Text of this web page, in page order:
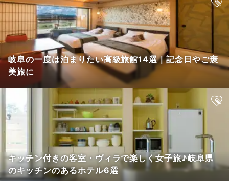
岐阜の一度は泊まりたい高級旅館14選｜記念日やご褒
美旅に
キッチン付きの客室・ヴィラで楽しく女子旅♪岐阜県
のキッチンのあるホテル6選